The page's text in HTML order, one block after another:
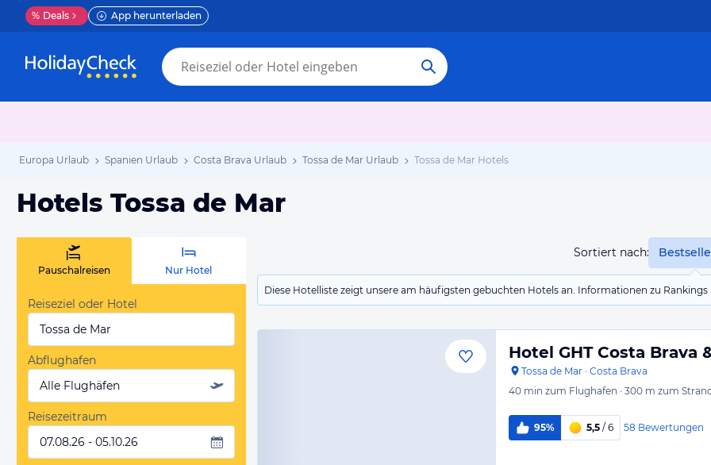
% Deals App herunterladen
Europa Urlaub Spanien Urlaub Costa Brava Urlaub Tossa de Mar Urlaub Tossa de Mar Hotels
Hotels Tossa de Mar
Sortiert nach:
Diese Hotelliste zeigt unsere am häufigsten gebuchten Hotels an. Informationen zu
Pauschalreisen Nur Hotel
Reiseziel oder Hotel
Tossa de Mar
Abflughafen
Alle Flughäfen
Reisezeitraum
07.08.26 - 05.10.26
Hotel GHT Costa Brava
Tossa de Mar · Costa Brava
40 min zum Flughafen · 300 m zum
95% 5,5 / 6 58 Bewertungen